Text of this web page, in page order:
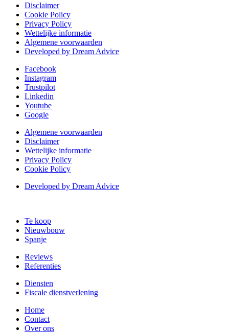
Disclaimer
Cookie Policy
Privacy Policy
Wettelijke informatie
Algemene voorwaarden
Developed by Dream Advice
Facebook
Instagram
Trustpilot
Linkedin
Youtube
Google
Algemene voorwaarden
Disclaimer
Wettelijke informatie
Privacy Policy
Cookie Policy
Developed by Dream Advice
Te koop
Nieuwbouw
Spanje
Reviews
Referenties
Diensten
Fiscale dienstverlening
Home
Contact
Over ons